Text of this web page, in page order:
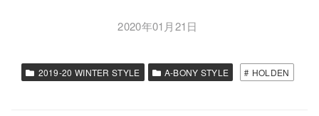
2020年01月21日
2019-20 WINTER STYLE A-BONY STYLE HOLDEN